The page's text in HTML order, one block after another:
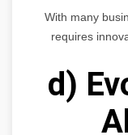
With many
requires
d)